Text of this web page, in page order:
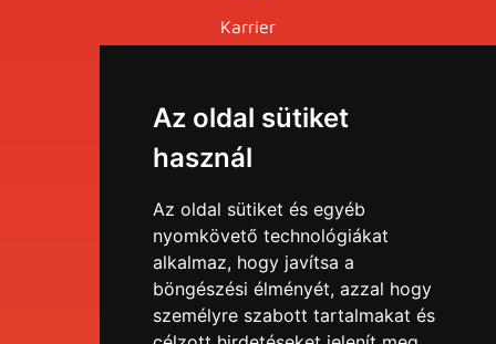
Az oldal sütiket
használ
Az oldal sütiket és egyéb
nyomkövető technológiákat
alkalmaz, hogy javítsa a
böngészési élményét, azzal hogy
személyre szabott tartalmakat és
Karrier
Menü
Tudástár
Blog